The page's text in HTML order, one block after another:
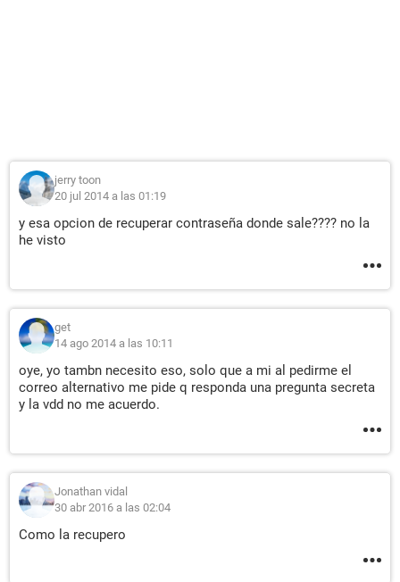
jerry toon
20 jul 2014 a las 01:19
y esa opcion de recuperar contraseña donde sale???? no la
he visto
get
14 ago 2014 a las 10:11
oye, yo tambn necesito eso, solo que a mi al pedirme el
correo alternativo me pide q responda una pregunta secreta
y la vdd no me acuerdo.
Jonathan vidal
30 abr 2016 a las 02:04
Como la recupero